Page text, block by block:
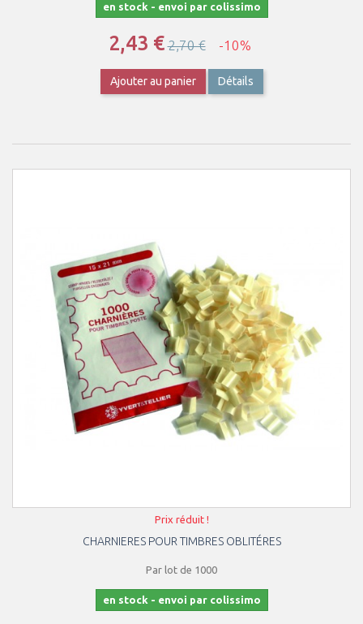
en stock - envoi par colissimo
2,43 €2,70 € -10%
Ajouter au panier Détails
Prix réduit !
CHARNIERES POUR TIMBRES OBLITÉRES
Par lot de 1000
en stock - envoi par colissimo